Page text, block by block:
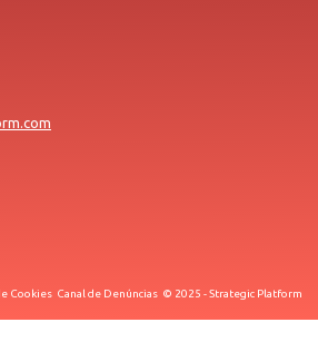
Cookies Canal de Denúncias © 2025 - Strategic Platform